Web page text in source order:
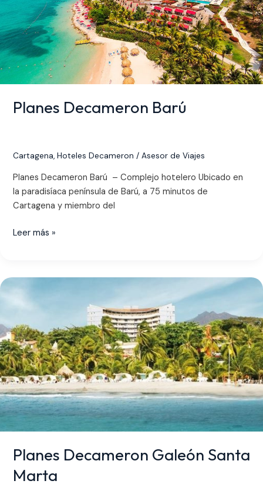
Planes Decameron Barú
Cartagena, Hoteles Decameron / Asesor de Viajes
Planes Decameron Barú – Complejo hotelero Ubicado en
la paradisíaca península de Barú, a 75 minutos de
Cartagena y miembro del
Leer más »
Planes Decameron Galeón Santa
Marta
Santa
Marta